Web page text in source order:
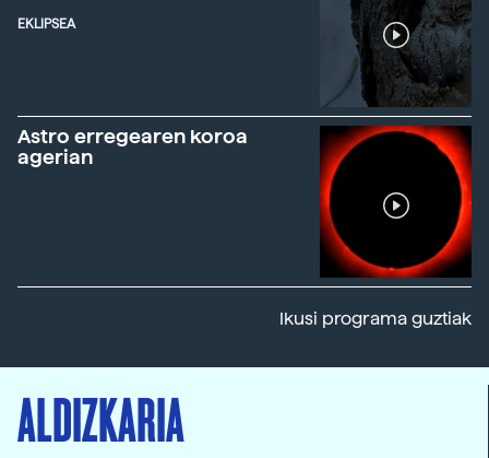
EKLIPSEA
Astro erregearen koroa
agerian
Ikusi programa guztiak
ALDIZKARIA